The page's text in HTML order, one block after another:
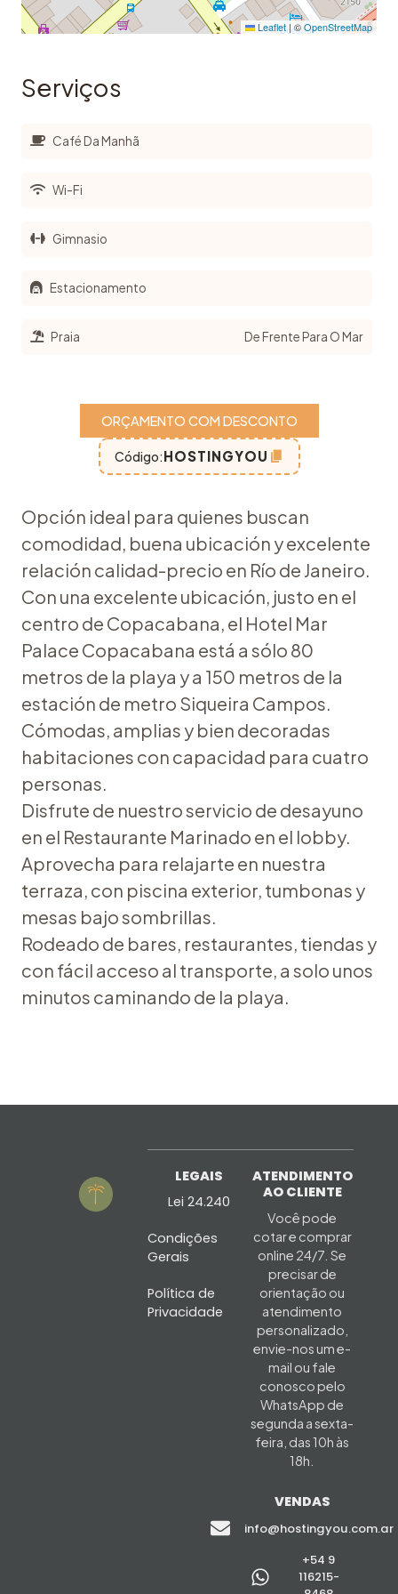
Leaflet|©OpenStreetMap
Serviços
Café Da Manhã
Wi-Fi
Gimnasio
Estacionamento
Praia De Frente Para O Mar
ORÇAMENTO COM DESCONTO
Código:HOSTINGYOU
Opción ideal para quienes buscan
comodidad, buena ubicación y excelente
relación calidad-precio en Río de Janeiro.
Con una excelente ubicación, justo en el
centro de Copacabana, el Hotel Mar
Palace Copacabana está a sólo 80
metros de la playa y a 150 metros de la
estación de metro Siqueira Campos.
Cómodas, amplias y bien decoradas
habitaciones con capacidad para cuatro
personas.
Disfrute de nuestro servicio de desayuno
en el Restaurante Marinado en el lobby.
Aprovecha para relajarte en nuestra
terraza, con piscina exterior, tumbonas y
mesas bajo sombrillas.
Rodeado de bares, restaurantes, tiendas y
con fácil acceso al transporte, a solo unos
minutos caminando de la playa.
LEGAIS
Lei 24.240
Condições
Gerais
Política de
Privacidade
ATENDIMENTO
AO CLIENTE
Você pode
cotar e comprar
online 24/7. Se
precisar de
orientação ou
atendimento
personalizado,
envie-nos um e-
mail ou fale
conosco pelo
WhatsApp de
segunda a sexta-
feira, das 10h às
18h.
VENDAS
info@hostingyou.com.ar
+54 9
116215-